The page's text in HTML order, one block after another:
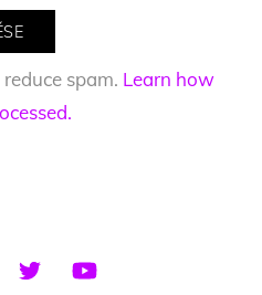
spam. Learn how